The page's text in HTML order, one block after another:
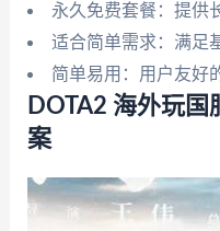
永久免费套餐：提供
适合简单需求：满足
简单易用：用户友好
DOTA2 海外玩
案